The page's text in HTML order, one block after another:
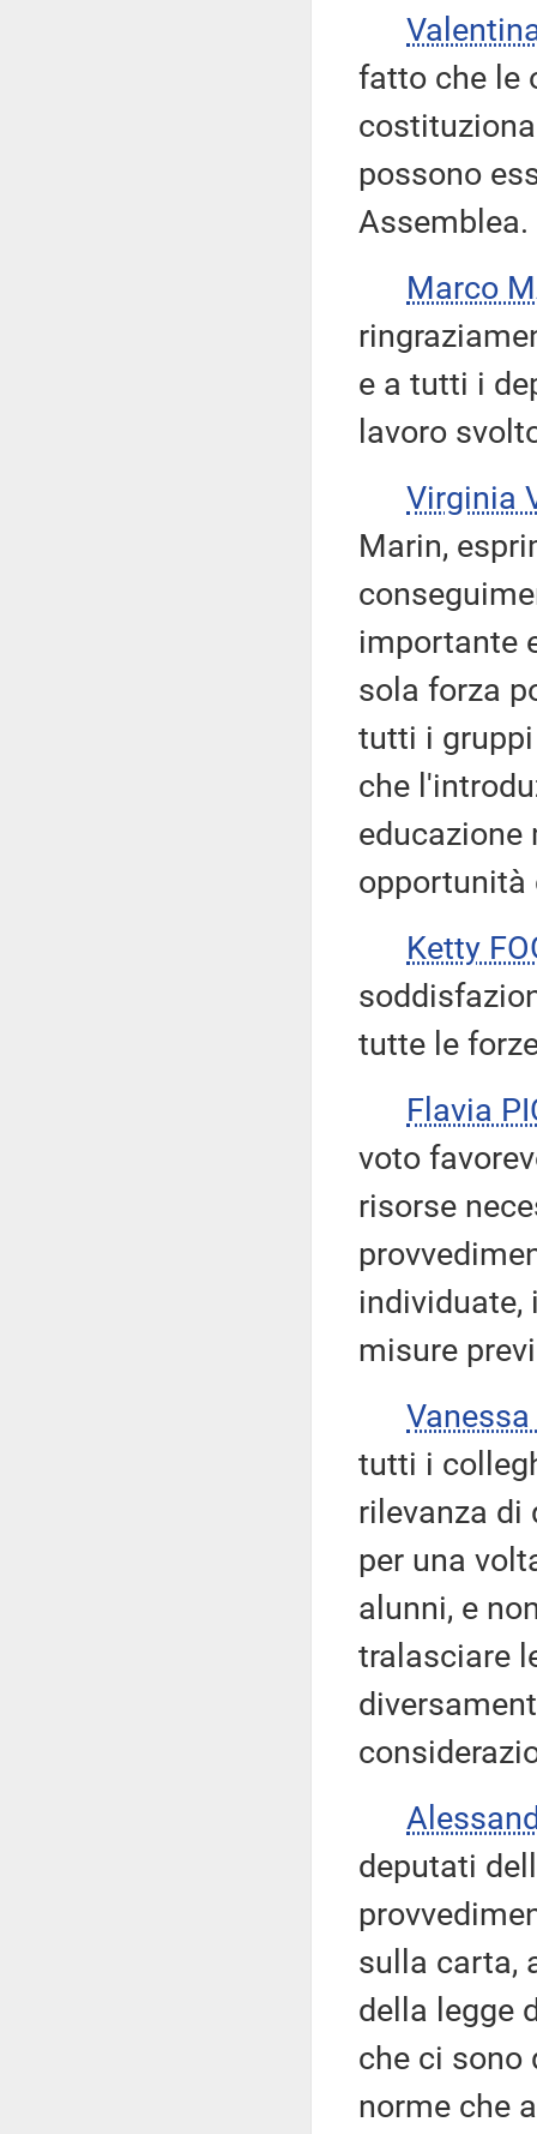
fatto che le
possono
Assemblea.
Marco
e a tutti i
lavoro
Virginia
Marin,
importante
sola forza
tutti i
che
opportunità
Ketty
tutte le
Flavia
voto
risorse
individuate,
misure
Vanessa
tutti i
rilevanza di
per una
alunni, e
tralasciare
deputati
sulla carta,
della legge
che ci sono
norme che